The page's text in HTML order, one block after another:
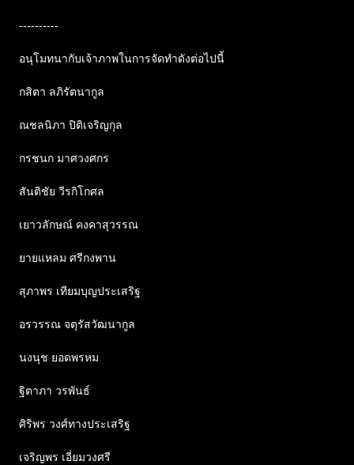
----------
อนุโมทนากับเจ้าภาพในการจัดทำดังต่อไปนี้
กสิตา ลภิรัตนากูล
ณชลนิภา ปิติเจริญกุล
กรชนก มาศวงศกร
สันติชัย วีรกิโกศล
เยาวลักษณ์ คงคาสุวรรณ
ยายแหลม ศรีกงพาน
สุภาพร เทียมบุญประเสริฐ
อรวรรณ จตุรัสวัฒนากูล
นงนุช ยอดพรหม
ฐิตาภา วรพันธ์
ศิริพร วงศ์ทางประเสริฐ
เจริญพร เอี่ยมวงศรี